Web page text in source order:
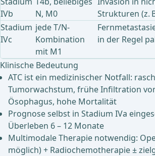
IVb
N, M0
Strukturen (z.
Stadium
IVc
jede T/N-
Kombination
mit M1
in der Regel
Klinische Bedeutung
ATC ist ein medizinischer Notfall:
Tumorwachstum, frühe Infiltration
Ösophagus, hohe Mortalität
Prognose selbst in Stadium IVa
Überleben 6 – 12 Monate
Multimodale Therapie notwendig:
möglich) + Radiochemotherapie ±